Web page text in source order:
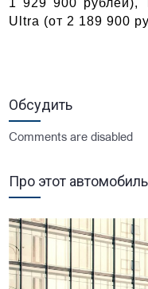
1 929 900 рублей),
Ultra (от 2 189 900
Обсудить
Comments are disabled
Про этот автомобиль